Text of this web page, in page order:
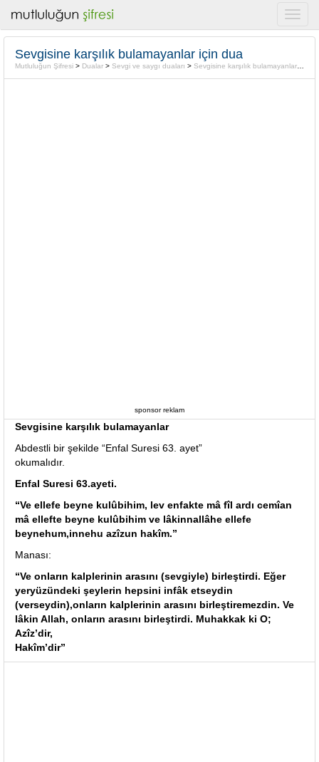
Sevgisine karşılık bulamayanlar için dua
Mutluluğun Şifresi > Dualar > Sevgi ve saygı duaları > Sevgisine karşılık bulamayanlar için dua
sponsor reklam
Sevgisine karşılık bulamayanlar
Abdestli bir şekilde “Enfal Suresi 63. ayet”
okumalıdır.
Enfal Suresi 63.ayeti.
“Ve ellefe beyne kulûbihim, lev enfakte mâ fîl ardı cemîan
mâ ellefte beyne kulûbihim ve lâkinnallâhe ellefe
beynehum,innehu azîzun hakîm.”
Manası:
“Ve onların kalplerinin arasını (sevgiyle) birleştirdi. Eğer
yeryüzündeki şeylerin hepsini infâk etseydin
(verseydin),onların kalplerinin arasını birleştiremezdin. Ve
lâkin Allah, onların arasını birleştirdi. Muhakkak ki O;
Azîz’dir,
Hakîm’dir”